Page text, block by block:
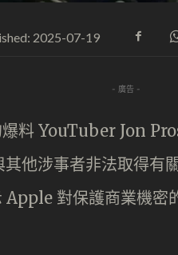
2025-07-19
- 廣告 -
料 YouTuber Jon
他涉事者非法取得
Apple 對保護商業機密